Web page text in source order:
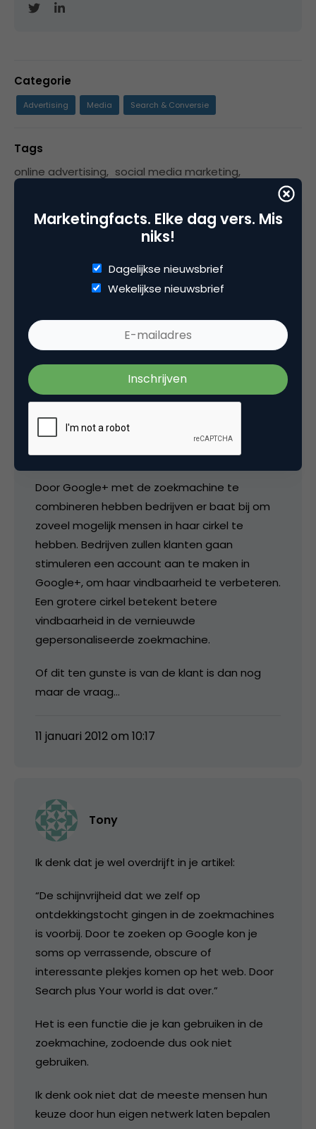
Categorie
Advertising Media Search & Conversie
Tags
online advertising, social media marketing,
Martijn Baas
Eigenlijk is het een vrij uitgekiende strategie
van Google. Waar bedrijven Facebook gingen
gebruiken omdat haar doelgroep daar te
vinden was, werkt Google+ in omgekeerde
richting.
Door Google+ met de zoekmachine te
combineren hebben bedrijven er baat bij om
zoveel mogelijk mensen in haar cirkel te
hebben. Bedrijven zullen klanten gaan
stimuleren een account aan te maken in
Google+, om haar vindbaarheid te verbeteren.
Een grotere cirkel betekent betere
vindbaarheid in de vernieuwde
gepersonaliseerde zoekmachine.
Of dit ten gunste is van de klant is dan nog
maar de vraag…
11 januari 2012 om 10:17
Tony
Ik denk dat je wel overdrijft in je artikel:
“De schijnvrijheid dat we zelf op
ontdekkingstocht gingen in de zoekmachines
is voorbij. Door te zoeken op Google kon je
soms op verrassende, obscure of
interessante plekjes komen op het web. Door
Search plus Your world is dat over.”
Het is een functie die je kan gebruiken in de
zoekmachine, zodoende dus ook niet
gebruiken.
Ik denk ook niet dat de meeste mensen hun
keuze door hun eigen netwerk laten bepalen
Marketingfacts. Elke dag vers. Mis
niks!
Dagelijkse nieuwsbrief
Wekelijkse nieuwsbrief